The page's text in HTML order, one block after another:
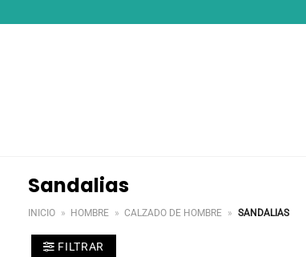
al
Sandalias
INICIO » HOMBRE » CALZADO DE HOMBRE » SANDALIAS
FILTRAR